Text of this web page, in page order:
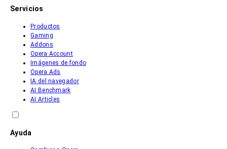
Servicios
Productos
Gaming
Addons
Opera Account
Imágenes de fondo
Opera Ads
IA del navegador
AI Benchmark
AI Articles
Ayuda